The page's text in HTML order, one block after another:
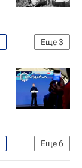
Еще3
Еще6